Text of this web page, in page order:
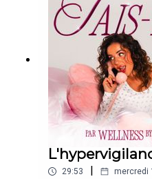
29:53 mercredi